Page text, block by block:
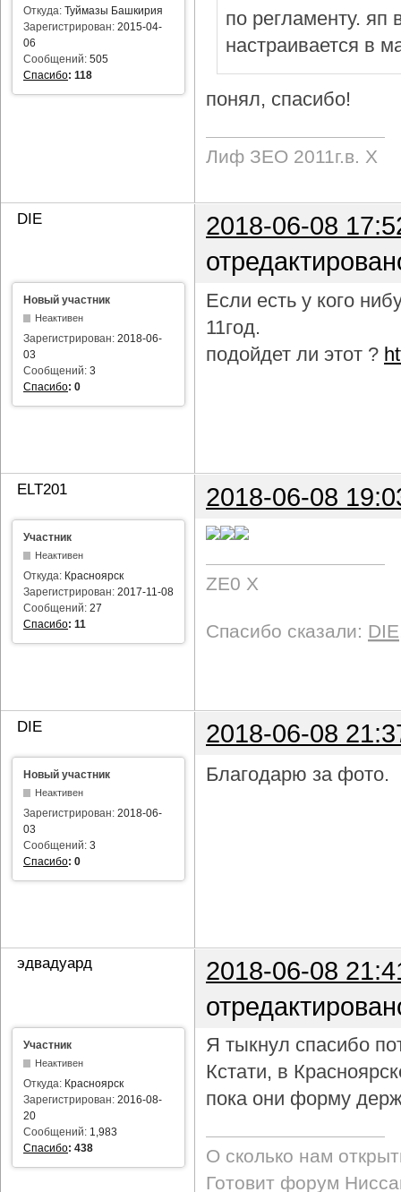
Откуда: Туймазы Башкирия
Зарегистрирован: 2015-04-
06
Сообщений: 505
Спасибо: 118
по регламенту.
настраивается в
понял, спасибо!
Лиф ЗЕО 2011г.в. Х
DIE
2018-06-08
Новый участник
Неактивен
Зарегистрирован: 2018-06-
03
Сообщений: 3
Спасибо: 0
Если есть у кого
11год.
подойдет ли этот ?
ELT201 2018-06-08
Участник
Неактивен
Откуда: Красноярск
Зарегистрирован: 2017-11-08
Сообщений: 27
Спасибо: 11
ZE0 X
Спасибо сказали: DIE
DIE 2018-06-08
Новый участник
Неактивен
Зарегистрирован: 2018-06-
03
Сообщений: 3
Спасибо: 0
Благодарю за фото.
эдвадуард
2018-06-08
Участник
Неактивен
Откуда: Красноярск
Зарегистрирован: 2016-08-
20
Сообщений: 1,983
Спасибо: 438
Я тыкнул спасибо
Кстати, в
пока они форму
О сколько нам
Готовит форум